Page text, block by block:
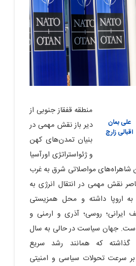
علی بمان
اقبالی زارچ
منطقه قفقاز جنوبی از
دیر باز نقش مهمی در
بنیان تمدن‌های کهن
و ژئواستراتژی اورآسیا
شاهراه‌های مواصلاتی شرق به غرب
نقش مهمی در انتقال انرژی به
به اروپا داشته و محل همزیستی
روسی؛ آذری و ارمنی و
جهان سیاست در حالی به سال
گذاشته که همانند رشد سریع
سرعت تحولات سیاسی و امنیتی